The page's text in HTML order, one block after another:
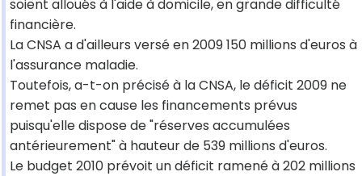
soient alloués à l'aide à domicile, en grande difficulté
financière.
La CNSA a d'ailleurs versé en 2009 150 millions d'euros à
l'assurance maladie.
Toutefois, a-t-on précisé à la CNSA, le déficit 2009 ne
remet pas en cause les financements prévus
puisqu'elle dispose de "réserves accumulées
antérieurement" à hauteur de 539 millions d'euros.
Le budget 2010 prévoit un déficit ramené à 202 millions